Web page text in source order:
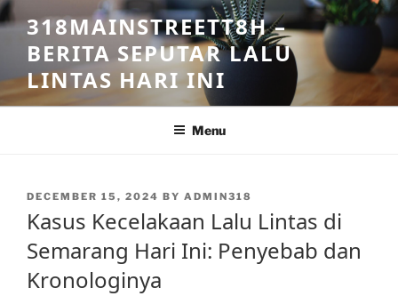
Skip
to
content
318MAINSTREETT8H –
BERITA SEPUTAR LALU
LINTAS HARI INI
Menu
POSTED
DECEMBER 15, 2024 BY ADMIN318
Kasus Kecelakaan Lalu Lintas di
Semarang Hari Ini: Penyebab dan
Kronologinya